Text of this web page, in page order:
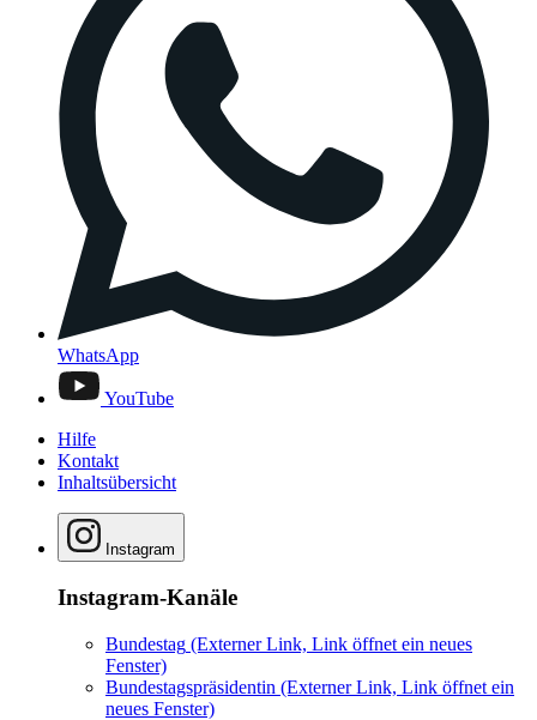
WhatsApp
YouTube
Hilfe
Kontakt
Inhaltsübersicht
Instagram
Instagram-Kanäle
Bundestag (Externer Link, Link öffnet ein neues
Fenster)
Bundestagspräsidentin (Externer Link, Link öffnet ein
neues Fenster)